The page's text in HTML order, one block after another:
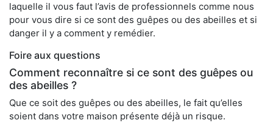
laquelle il vous faut l’avis de professionnels comme nous
pour vous dire si ce sont des guêpes ou des abeilles et si
danger il y a comment y remédier.
Foire aux questions
Comment reconnaître si ce sont des guêpes ou
des abeilles ?
Que ce soit des guêpes ou des abeilles, le fait qu’elles
soient dans votre maison présente déjà un risque.